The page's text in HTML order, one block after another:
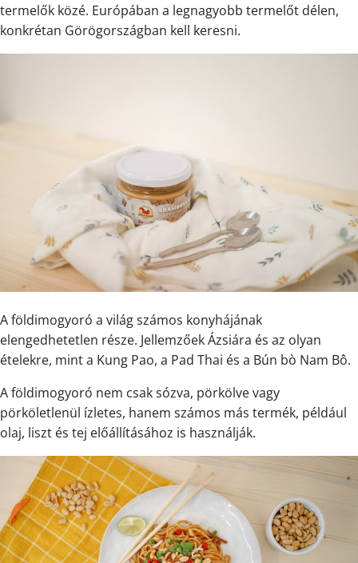
termelők közé. Európában a legnagyobb termelőt délen,
konkrétan Görögországban kell keresni.
A földimogyoró a világ számos konyhájának
elengedhetetlen része. Jellemzőek Ázsiára és az olyan
ételekre, mint a Kung Pao, a Pad Thai és a Bún bò Nam Bô.
A földimogyoró nem csak sózva, pörkölve vagy
pörköletlenül ízletes, hanem számos más termék, például
olaj, liszt és tej előállításához is használják.